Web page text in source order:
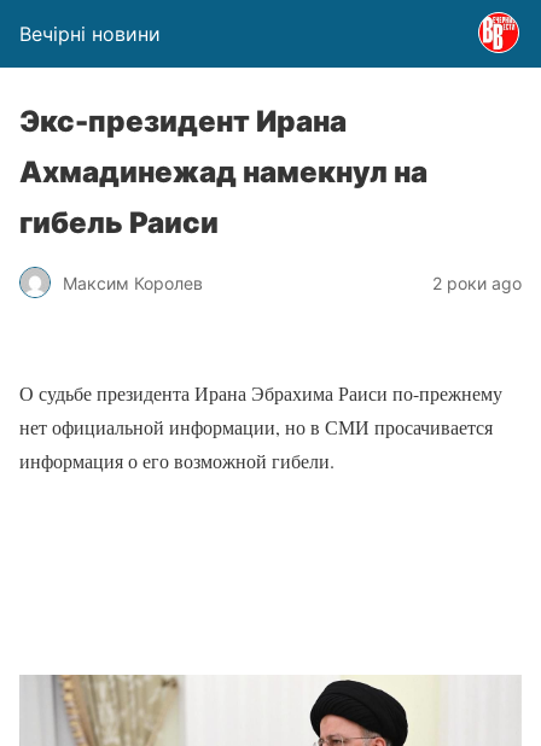
Вечірні новини
Экс-президент Ирана
Ахмадинежад намекнул на
гибель Раиси
Максим Королев 2 роки ago
О судьбе президента Ирана Эбрахима Раиси по-прежнему
нет официальной информации, но в СМИ просачивается
информация о его возможной гибели.